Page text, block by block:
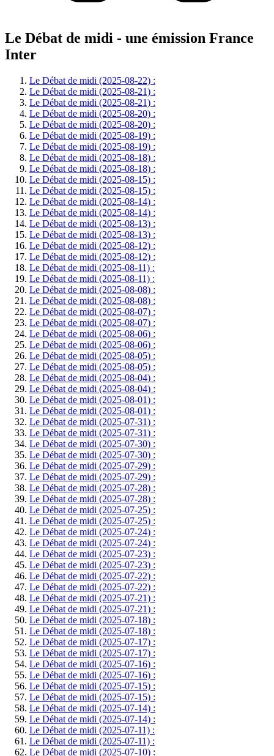
Le Débat de midi - une émission France
Inter
Le Débat de midi (2025-08-22) :
Le Débat de midi (2025-08-21) :
Le Débat de midi (2025-08-21) :
Le Débat de midi (2025-08-20) :
Le Débat de midi (2025-08-20) :
Le Débat de midi (2025-08-19) :
Le Débat de midi (2025-08-19) :
Le Débat de midi (2025-08-18) :
Le Débat de midi (2025-08-18) :
Le Débat de midi (2025-08-15) :
Le Débat de midi (2025-08-15) :
Le Débat de midi (2025-08-14) :
Le Débat de midi (2025-08-14) :
Le Débat de midi (2025-08-13) :
Le Débat de midi (2025-08-13) :
Le Débat de midi (2025-08-12) :
Le Débat de midi (2025-08-12) :
Le Débat de midi (2025-08-11) :
Le Débat de midi (2025-08-11) :
Le Débat de midi (2025-08-08) :
Le Débat de midi (2025-08-08) :
Le Débat de midi (2025-08-07) :
Le Débat de midi (2025-08-07) :
Le Débat de midi (2025-08-06) :
Le Débat de midi (2025-08-06) :
Le Débat de midi (2025-08-05) :
Le Débat de midi (2025-08-05) :
Le Débat de midi (2025-08-04) :
Le Débat de midi (2025-08-04) :
Le Débat de midi (2025-08-01) :
Le Débat de midi (2025-08-01) :
Le Débat de midi (2025-07-31) :
Le Débat de midi (2025-07-31) :
Le Débat de midi (2025-07-30) :
Le Débat de midi (2025-07-30) :
Le Débat de midi (2025-07-29) :
Le Débat de midi (2025-07-29) :
Le Débat de midi (2025-07-28) :
Le Débat de midi (2025-07-28) :
Le Débat de midi (2025-07-25) :
Le Débat de midi (2025-07-25) :
Le Débat de midi (2025-07-24) :
Le Débat de midi (2025-07-24) :
Le Débat de midi (2025-07-23) :
Le Débat de midi (2025-07-23) :
Le Débat de midi (2025-07-22) :
Le Débat de midi (2025-07-22) :
Le Débat de midi (2025-07-21) :
Le Débat de midi (2025-07-21) :
Le Débat de midi (2025-07-18) :
Le Débat de midi (2025-07-18) :
Le Débat de midi (2025-07-17) :
Le Débat de midi (2025-07-17) :
Le Débat de midi (2025-07-16) :
Le Débat de midi (2025-07-16) :
Le Débat de midi (2025-07-15) :
Le Débat de midi (2025-07-15) :
Le Débat de midi (2025-07-14) :
Le Débat de midi (2025-07-14) :
Le Débat de midi (2025-07-11) :
Le Débat de midi (2025-07-11) :
Le Débat de midi (2025-07-10) :